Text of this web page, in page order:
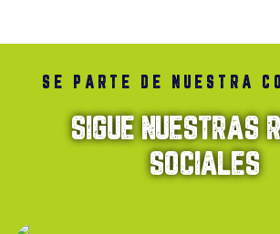
SE PARTE DE NUESTRA
SIGUE NUESTRAS
SOCIALES